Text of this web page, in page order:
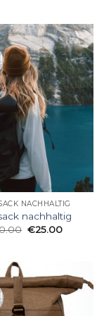
NACHHALTIG
nachhaltig
€25.00